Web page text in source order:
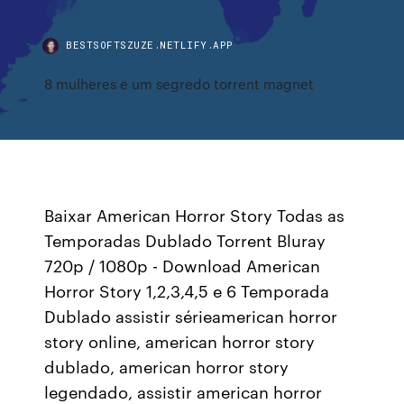
BESTSOFTSZUZE.NETLIFY.APP
8 mulheres e um segredo torrent magnet
Baixar American Horror Story Todas as
Temporadas Dublado Torrent Bluray
720p / 1080p - Download American
Horror Story 1,2,3,4,5 e 6 Temporada
Dublado assistir sérieamerican horror
story online, american horror story
dublado, american horror story
legendado, assistir american horror